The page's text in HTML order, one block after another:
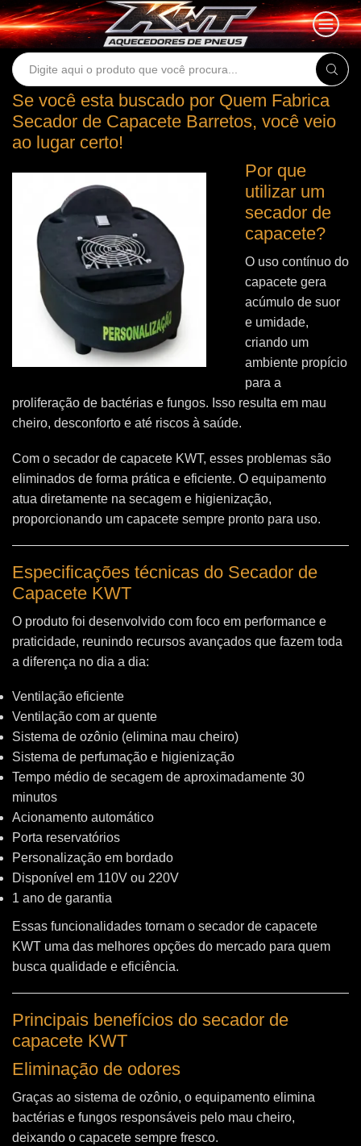
Search
Se você esta buscado por Quem Fabrica
Secador de Capacete Barretos, você veio
ao lugar certo!
Por que
utilizar um
secador de
capacete?
O uso contínuo do
capacete gera
acúmulo de suor
e umidade,
criando um
ambiente propício
para a
proliferação de bactérias e fungos. Isso resulta em mau
cheiro, desconforto e até riscos à saúde.
Com o secador de capacete KWT, esses problemas são
eliminados de forma prática e eficiente. O equipamento
atua diretamente na secagem e higienização,
proporcionando um capacete sempre pronto para uso.
Especificações técnicas do Secador de
Capacete KWT
O produto foi desenvolvido com foco em performance e
praticidade, reunindo recursos avançados que fazem toda
a diferença no dia a dia:
Ventilação eficiente
Ventilação com ar quente
Sistema de ozônio (elimina mau cheiro)
Sistema de perfumação e higienização
Tempo médio de secagem de aproximadamente 30
minutos
Acionamento automático
Porta reservatórios
Personalização em bordado
Disponível em 110V ou 220V
1 ano de garantia
Essas funcionalidades tornam o secador de capacete
KWT uma das melhores opções do mercado para quem
busca qualidade e eficiência.
Principais benefícios do secador de
capacete KWT
Eliminação de odores
Graças ao sistema de ozônio, o equipamento elimina
bactérias e fungos responsáveis pelo mau cheiro,
deixando o capacete sempre fresco.